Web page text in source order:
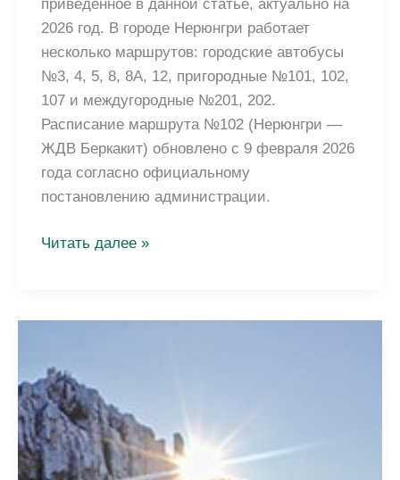
приведённое в данной статье, актуально на
2026 год. В городе Нерюнгри работает
несколько маршрутов: городские автобусы
№3, 4, 5, 8, 8А, 12, пригородные №101, 102,
107 и междугородные №201, 202.
Расписание маршрута №102 (Нерюнгри —
ЖДВ Беркакит) обновлено с 9 февраля 2026
года согласно официальному
постановлению администрации.
Расписание
Беркакит,
Серебряный
Бор
Читать далее »